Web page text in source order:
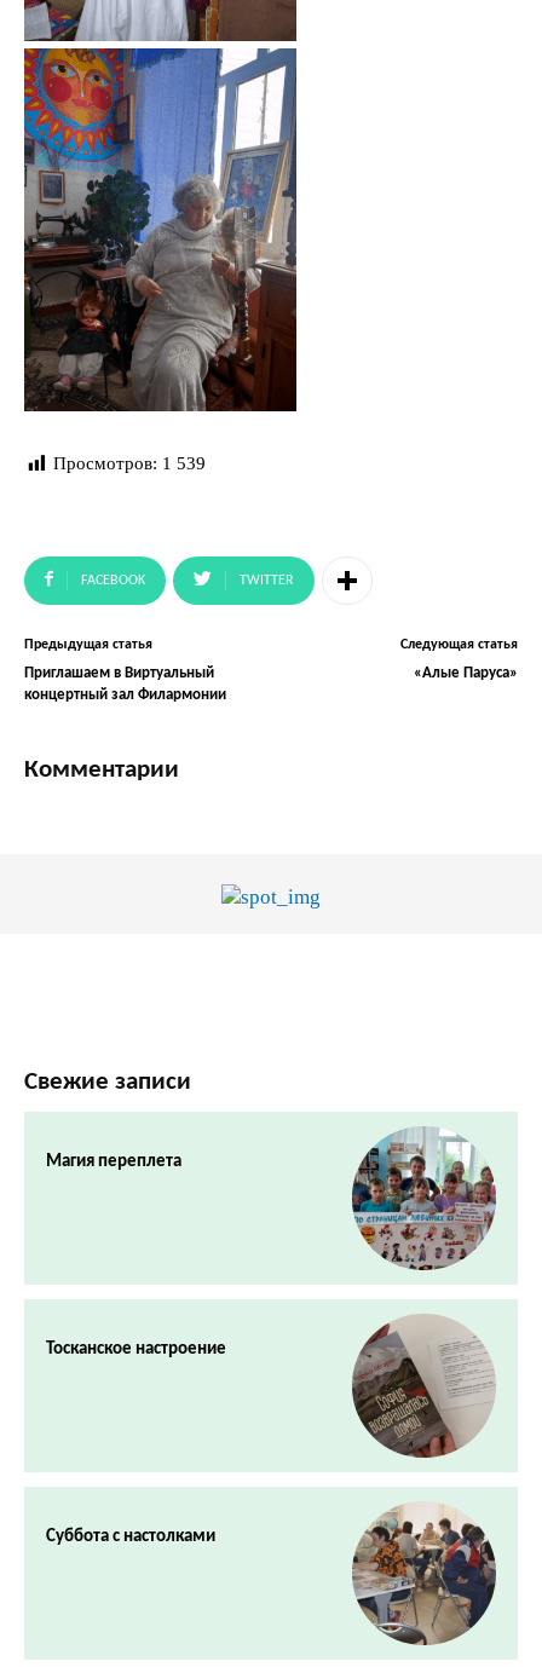
Просмотров: 1 539
FACEBOOK TWITTER
Предыдущая статья
Приглашаем в Виртуальный
концертный зал Филармонии
Следующая статья
«Алые Паруса»
Комментарии
Свежие записи
Магия переплета
Тосканское настроение
Суббота с настолками